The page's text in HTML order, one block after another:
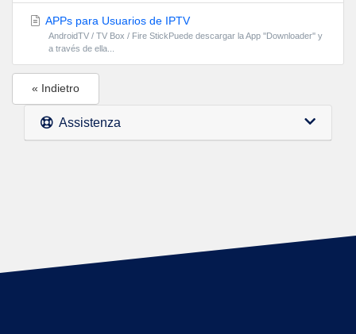
APPs para Usuarios de IPTV
AndroidTV / TV Box / Fire StickPuede descargar la App ''Downloader'' y
a través de ella...
« Indietro
Assistenza